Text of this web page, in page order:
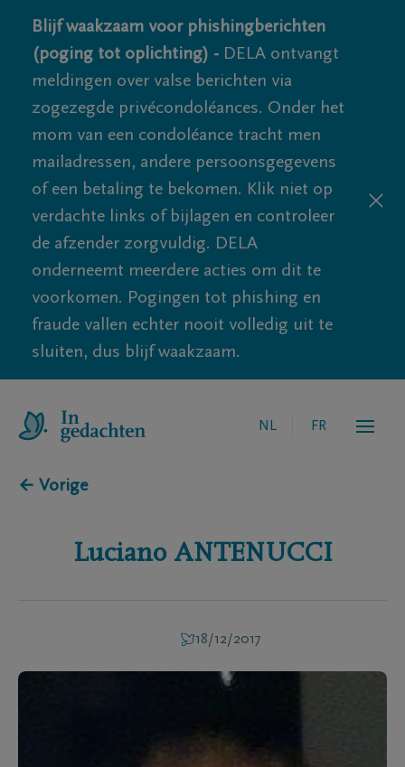
Blijf waakzaam voor phishingberichten
(poging tot oplichting) - DELA ontvangt
meldingen over valse berichten via
zogezegde privécondoléances. Onder het
mom van een condoléance tracht men
mailadressen, andere persoonsgegevens
of een betaling te bekomen. Klik niet op
verdachte links of bijlagen en controleer
de afzender zorgvuldig. DELA
onderneemt meerdere acties om dit te
voorkomen. Pogingen tot phishing en
fraude vallen echter nooit volledig uit te
sluiten, dus blijf waakzaam.
NL FR
← Vorige
Luciano ANTENUCCI
18/12/2017